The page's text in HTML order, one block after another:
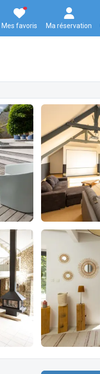
Mes favoris Ma réservation